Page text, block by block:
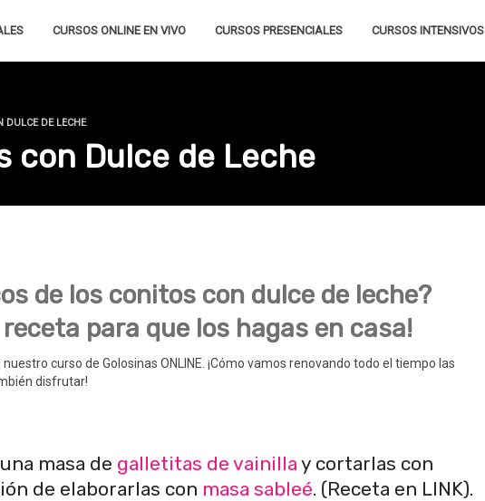
CURSOS ONLINE EN VIVO CURSOS PRESENCIALES CURSOS INTENSIVOS
DULCE DE LECHE
con Dulce de Leche
de los conitos con dulce de leche?
para que los hagas en casa!
curso de Golosinas ONLINE. ¡Cómo vamos renovando todo el tiempo las
disfrutar!
masa de galletitas de vainilla y cortarlas con
de elaborarlas con masa sableé. (Receta en LINK).